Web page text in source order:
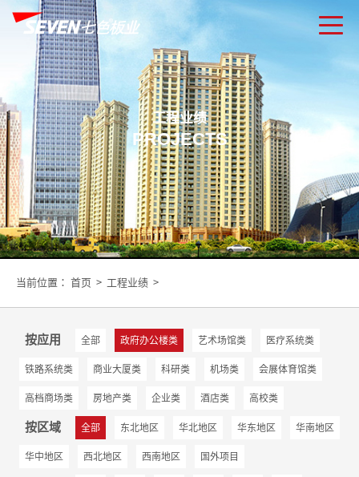
工程业绩
PROJECTS
当前位置： 首页 > 工程业绩 >
按应用 全部 政府办公楼类 艺术场馆类 医疗系统类
铁路系统类 商业大厦类 科研类 机场类 会展体育馆类
高档商场类 房地产类 企业类 酒店类 高校类
按区域 全部 东北地区 华北地区 华东地区 华南地区
华中地区 西北地区 西南地区 国外项目